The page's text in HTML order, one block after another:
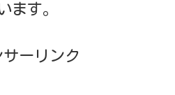
ます。
サーリンク